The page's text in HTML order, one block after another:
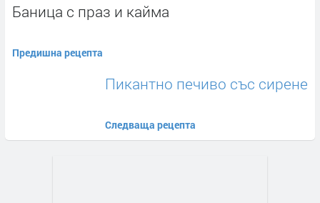
Баница с праз и кайма
Предишна рецепта
Пикантно печиво със сирене
Следваща рецепта